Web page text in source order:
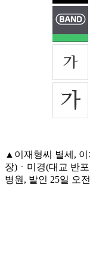
▲이재형씨 별세,
장)ㆍ미경(대교 반
병원, 발인 25일 오